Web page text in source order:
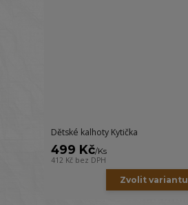
Dětské kalhoty Kytička
499 Kč/Ks
412 Kč bez DPH
Zvolit variantu